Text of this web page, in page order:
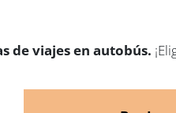
de viajes en autobús.